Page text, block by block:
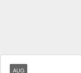
AUG